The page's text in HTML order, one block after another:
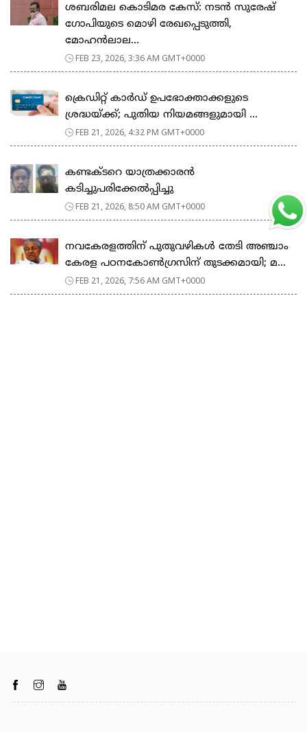
ശബരിമല കൊടിമര കേസ്: നടൻ സുരേഷ്
ഗോപിയുടെ മൊഴി രേഖപ്പെടുത്തി,
മോഹൻലാല...
FEB 23, 2026, 3:36 AM GMT+0000
ക്രെഡിറ്റ് കാർഡ് ഉപഭോക്താക്കളുടെ
ശ്രദ്ധയ്ക്ക്; പുതിയ നിയമങ്ങളുമായി ...
FEB 21, 2026, 4:32 PM GMT+0000
കണ്ടക്ടറെ യാത്രക്കാരൻ
കടിച്ചുപരിക്കേൽപ്പിച്ചു
FEB 21, 2026, 8:50 AM GMT+0000
നവകേരളത്തിന് പുതുവഴികൾ തേടി അഞ്ചാം
കേരള പഠനകോൺഗ്രസിന് തുടക്കമായി; മ...
FEB 21, 2026, 7:56 AM GMT+0000